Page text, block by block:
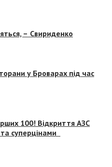
– Свириденко
у Броварах під час
100! Відкриття АЗС
суперцінами